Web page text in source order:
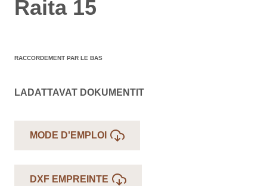
Raita 15
RACCORDEMENT PAR LE BAS
LADATTAVAT DOKUMENTIT
MODE D'EMPLOI
DXF EMPREINTE